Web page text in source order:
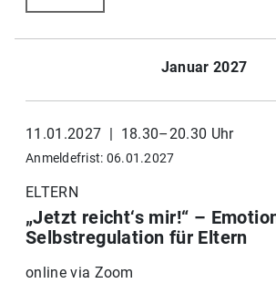
Januar 2027
11.01.2027 | 18.30–20.30 Uhr
Anmeldefrist: 06.01.2027
ELTERN
„Jetzt reicht‘s mir!“ –
Selbstregulation für Eltern
online via Zoom